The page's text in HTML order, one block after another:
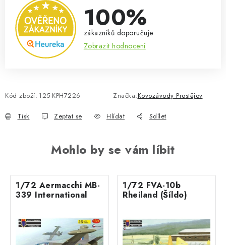
100%
zákazníků doporučuje
Zobrazit hodnocení
Kód zboží: 125-KPH7226 Značka:Kovozávody Prostějov
Tisk Zeptat se Hlídat Sdílet
Mohlo by se vám líbit
1/72 Aermacchi MB-
339 International
1/72 FVA-10b
Rheiland (Šíldo)